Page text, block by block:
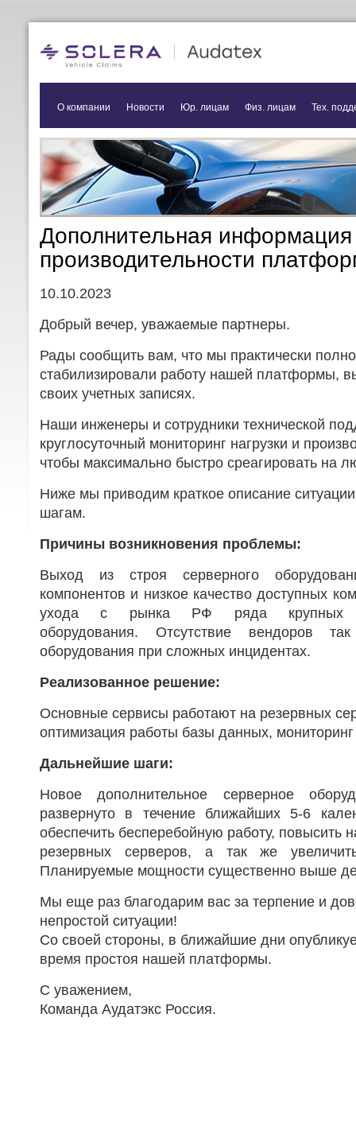
О компании Новости Юр. лицам Физ. лицам Тех.
Дополнительная
производительности
10.10.2023
Добрый вечер, уважаемые партнеры.
Рады сообщить вам, что мы практически
стабилизировали работу нашей платформы,
своих учетных записях.
Наши инженеры и сотрудники технической
круглосуточный мониторинг нагрузки и
чтобы максимально быстро среагировать на
Ниже мы приводим краткое описание
шагам.
Причины возникновения проблемы:
Выход из строя серверного
компонентов и низкое качество доступных
ухода с рынка РФ ряда крупных
оборудования. Отсутствие вендоров
оборудования при сложных инцидентах.
Реализованное решение:
Основные сервисы работают на резервных
оптимизация работы базы данных, мониторинг
Дальнейшие шаги:
Новое дополнительное серверное
развернуто в течение ближайших 5-6
обеспечить бесперебойную работу, повысить
резервных серверов, а так же
Планируемые мощности существенно выше
Мы еще раз благодарим вас за терпение и
непростой ситуации!
Со своей стороны, в ближайшие дни
время простоя нашей платформы.
С уважением,
Команда Аудатэкс Россия.